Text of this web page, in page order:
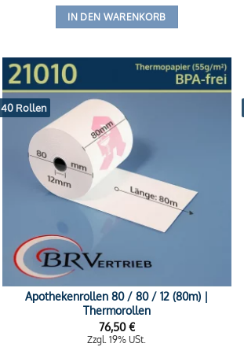
IN DEN WARENKORB
40 Rollen
Apothekenrollen 80 / 80 / 12 (80m) |
Thermorollen
76,50€
Zzgl. 19% USt.